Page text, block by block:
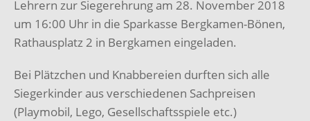
Lehrern zur Siegerehrung am 28. November 2018
um 16:00 Uhr in die Sparkasse Bergkamen-Bönen,
Rathausplatz 2 in Bergkamen eingeladen.
Bei Plätzchen und Knabbereien durften sich alle
Siegerkinder aus verschiedenen Sachpreisen
(Playmobil, Lego, Gesellschaftsspiele etc.)